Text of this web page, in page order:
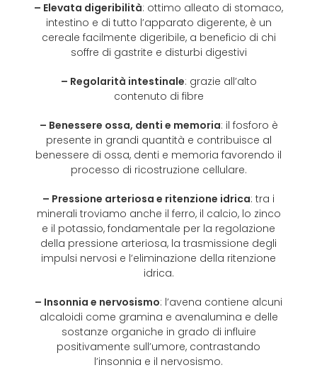
– Elevata digeribilità: ottimo alleato di stomaco,
intestino e di tutto l’apparato digerente, è un
cereale facilmente digeribile, a beneficio di chi
soffre di gastrite e disturbi digestivi
– Regolarità intestinale: grazie all’alto
contenuto di fibre
– Benessere ossa, denti e memoria: il fosforo è
presente in grandi quantità e contribuisce al
benessere di ossa, denti e memoria favorendo il
processo di ricostruzione cellulare.
– Pressione arteriosa e ritenzione idrica: tra i
minerali troviamo anche il ferro, il calcio, lo zinco
e il potassio, fondamentale per la regolazione
della pressione arteriosa, la trasmissione degli
impulsi nervosi e l’eliminazione della ritenzione
idrica.
– Insonnia e nervosismo: l’avena contiene alcuni
alcaloidi come gramina e avenalumina e delle
sostanze organiche in grado di influire
positivamente sull’umore, contrastando
l’insonnia e il nervosismo.